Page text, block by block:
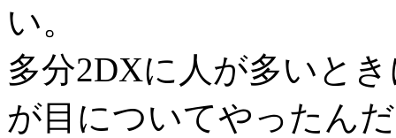
い。
多分2DXに人が多いと
が目についてやったん